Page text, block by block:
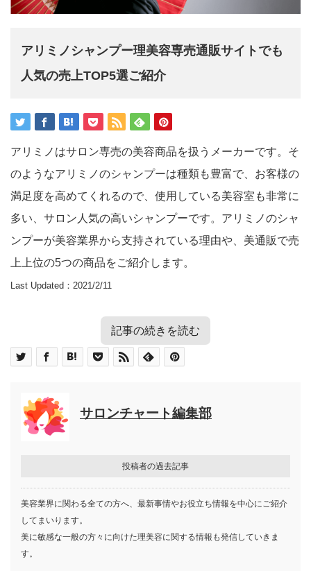
アリミノシャンプー理美容専売通販サイトでも
人気の売上TOP5選ご紹介
アリミノはサロン専売の美容商品を扱うメーカーです。そ
のようなアリミノのシャンプーは種類も豊富で、お客様の
満足度を高めてくれるので、使用している美容室も非常に
多い、サロン人気の高いシャンプーです。アリミノのシャ
ンプーが美容業界から支持されている理由や、美通販で売
上上位の5つの商品をご紹介します。
Last Updated：2021/2/11
記事の続きを読む
目次
アリミノシャンプーの特徴
商品の種類が多い
高品質で使いやすい
アリミノシャンプー人気5選
力
アリミノシャンプー人気5選
すすめの5つのアリミノのシャンプーを集めてみました。
アリミノ メン スカルプケアシャンプー
サロンチャート編集部
投稿者の過去記事
美容業界に関わる全ての方へ、最新事情やお役立ち情報を中心にご紹介
してまいります。
美に敏感な一般の方々に向けた理美容に関する情報も発信していきま
す。